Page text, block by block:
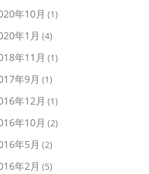
年10月 (1)
年1月 (4)
年11月 (1)
年9月 (1)
年12月 (1)
年10月 (2)
年5月 (2)
年2月 (5)